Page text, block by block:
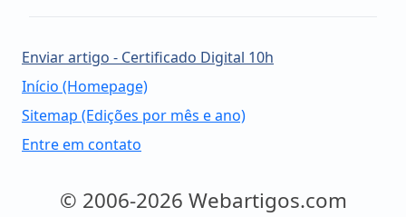
Enviar artigo - Certificado Digital 10h
Início (Homepage)
Sitemap (Edições por mês e ano)
Entre em contato
© 2006-2026 Webartigos.com